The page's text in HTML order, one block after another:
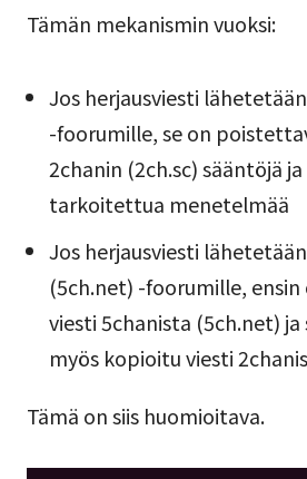
Tämän mekanismin vuoksi:
Jos herjausviesti
-foorumille, se on
2chanin (2ch.sc) sääntöjä
tarkoitettua menetelmää
Jos herjausviesti
(5ch.net) -foorumille,
viesti 5chanista (5ch.net) ja
myös kopioitu viesti
Tämä on siis huomioitava.